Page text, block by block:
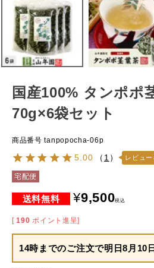
国産100% タンポポ
70g×6袋セット
商品番号 tanpopocha-06p
5.00 （ 1 ） レビュー
宅配便
¥9,500税込
[ 190 ポイント進呈]
14時までのご注文で明日8月10